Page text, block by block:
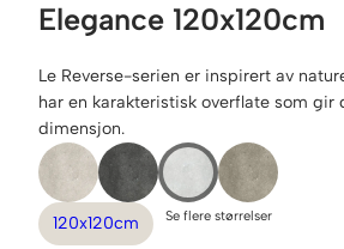
Elegance 120x120cm
Le Reverse-serien er inspirert av
har en karakteristisk overflate som gir
dimensjon.
120x120cm Se flere størrelser